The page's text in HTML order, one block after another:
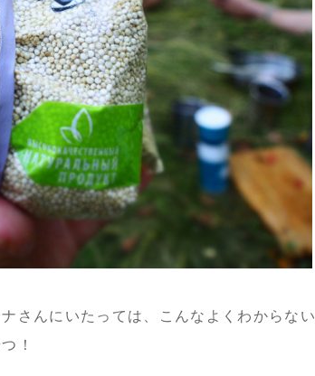
さんにいたっては、こんなよくわからない
！